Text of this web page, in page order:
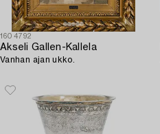
1604792
Akseli Gallen-Kallela
Vanhan ajan ukko.